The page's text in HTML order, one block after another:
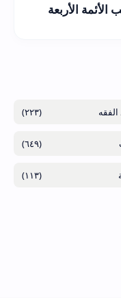
الأربعة
(٢٢٣)
(٦٤٩)
(١١٣)